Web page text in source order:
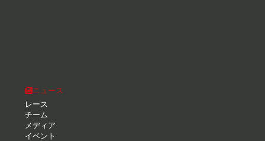
ニュース
レース
チーム
メディア
イベント